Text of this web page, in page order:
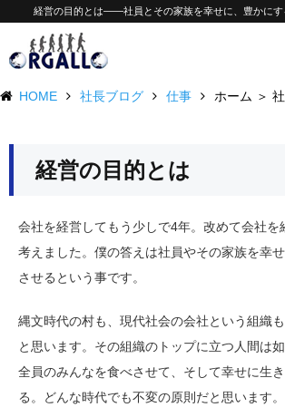
経営の目的とは——社員とその家族を幸せに、豊かにす
HOME 社長ブログ 仕事
ホーム ＞
経営の目的とは
会社を経営してもう少しで4年。改めて会社を
考えました。僕の答えは社員やその家族を幸
させるという事です。
縄文時代の村も、現代社会の会社という組織
と思います。その組織のトップに立つ人間は
全員のみんなを食べさせて、そして幸せに生
る。どんな時代でも不変の原則だと思います。